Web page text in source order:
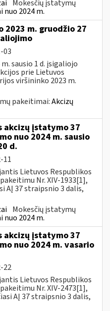
Mokesčių įstatymų
2024 m.
2023 m. gruodžio 27
03
sausio 1 d. įsigaliojo
prie Lietuvos
viršininko 2023 m.
pakeitimai:Akcizų
akcizų įstatymo 37
nuo 2024 m. sausio
d.
11
Lietuvos Respublikos
Nr. XIV-1933[1],
AĮ 37 straipsnio 3 dalis,
Mokesčių įstatymų
2024 m.
akcizų įstatymo 37
nuo 2024 m. vasario
22
Lietuvos Respublikos
Nr. XIV-2473[1],
AĮ 37 straipsnio 3 dalis,